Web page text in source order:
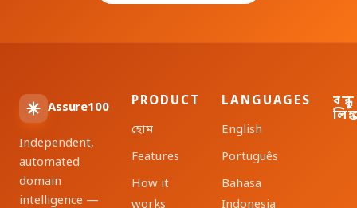
Assure100
Independent,
automated
domain
intelligence —
PRODUCT
হোম
Features
How it
LANGUAGES
English
Português
Bahasa
বন্ধু